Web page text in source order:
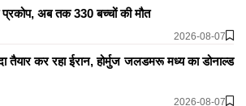
प्रकोप, अब तक 330 बच्चों की मौत
2026-08-07
तैयार कर रहा ईरान, होर्मुज जलडमरू मध्य का डोनाल्ड
2026-08-07